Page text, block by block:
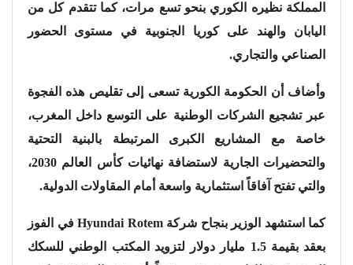
المملكة نظيره الكوري بنحو تسع مرات، كما تتقدم كل من
اليابان والهند على كوريا الجنوبية في مستوى الحضور
الصناعي والتجاري.
وأضاف أن الحكومة الكورية تسعى إلى تقليص هذه الفجوة
عبر تشجيع الشركات الوطنية على التوسع داخل المغرب،
خاصة مع المشاريع الكبرى المرتبطة بالبنية التحتية
والتحضيرات الجارية لاستضافة نهائيات كأس العالم 2030،
والتي تفتح آفاقاً استثمارية واسعة أمام المقاولات الدولية.
كما استشهد الوزير بنجاح شركةHyundai Rotem في الفوز
بعقد بقيمة 1.5 مليار دولار لتزويد
المكتب الوطني للسكك